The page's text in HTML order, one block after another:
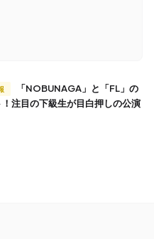
注目の下級生が目白押しの公演